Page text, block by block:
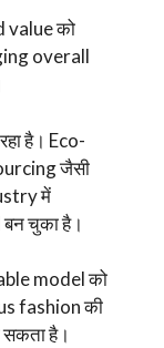
value को
overall
है। Eco-
जैसी
में
चुका है।
model को
fashion की
है।